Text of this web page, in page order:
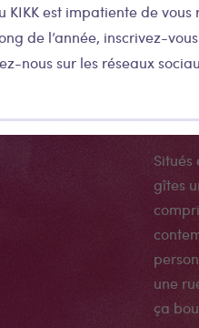
KIKK est impatiente de vous
de l’année, inscrivez-
nous sur les réseaux
gîtes
une
ça